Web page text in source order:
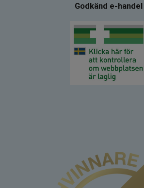
Godkänd e-handel